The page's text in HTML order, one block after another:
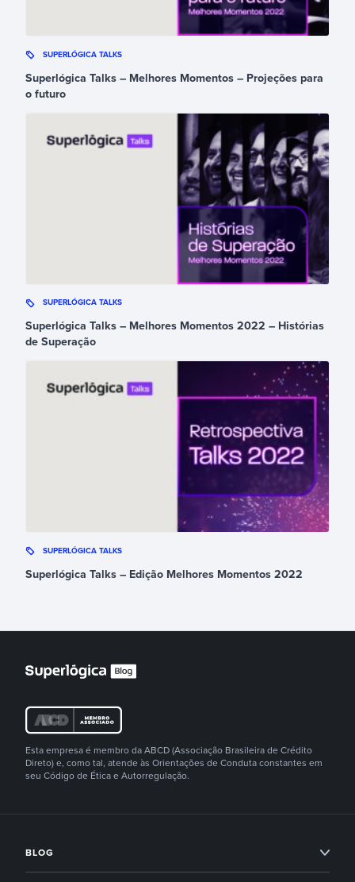
SUPERLÓGICA TALKS
Superlógica Talks – Melhores Momentos – Projeções para
o futuro
SUPERLÓGICA TALKS
Superlógica Talks – Melhores Momentos 2022 – Histórias
de Superação
SUPERLÓGICA TALKS
Superlógica Talks – Edição Melhores Momentos 2022
Esta empresa é membro da ABCD (Associação Brasileira de Crédito
Direto) e, como tal, atende às Orientações de Conduta constantes em
seu Código de Ética e Autorregulação.
BLOG